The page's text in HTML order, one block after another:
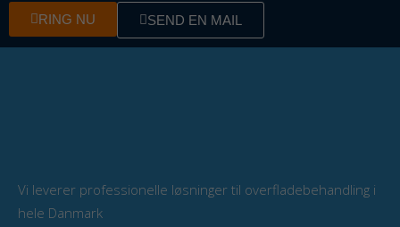
RING NU SEND EN MAIL
Vi leverer professionelle løsninger til overfladebehandling i
hele Danmark